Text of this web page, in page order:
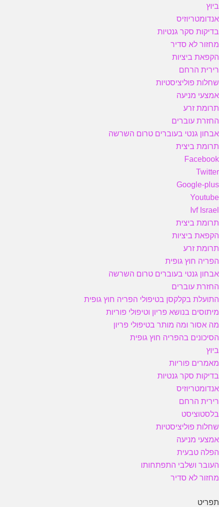
ביוץ
אנדומטריוזיס
בדיקות סקר גנטיות
מחזור לא סדיר
הקפאת ביציות
רירית הרחם
שחלות פוליציסטיות
אמצעי מניעה
תרומת זרע
החזרת עוברים
אבחון גנטי בעוברים טרום השרשה
תרומת ביצית
Facebook
Twitter
Google-plus
Youtube
Ivf Israel
תרומת ביצית
הקפאת ביציות
תרומת זרע
הפריה חוץ גופית
אבחון גנטי בעוברים טרום השרשה
החזרת עוברים
התועלת בקלקסן בטיפולי הפריה חוץ גופית
מיתוסים בנושא פריון וטיפולי פוריות
מה אסור ומה מותר בטיפולי פריון
הסיכונים בהפריה חוץ גופית
ביוץ
מאמרים פוריות
בדיקות סקר גנטיות
אנדומטריוזיס
רירית הרחם
בלסטוציסט
שחלות פוליציסטיות
אמצעי מניעה
הפלה טבעית
העובר ושלבי התפתחותו
מחזור לא סדיר
תפריט